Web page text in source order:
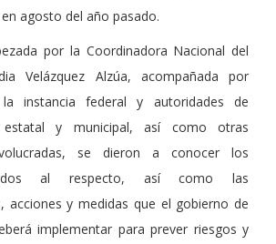
agosto del año pasado.
por la Coordinadora Nacional del
Velázquez Alzúa, acompañada por
instancia federal y autoridades de
estatal y municipal, así como otras
se dieron a conocer los
al respecto, así como las
acciones y medidas que el gobierno de
implementar para prever riesgos y